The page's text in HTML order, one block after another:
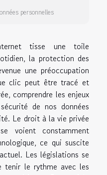
personnelles
tisse une toile
la protection des
une préoccupation
clic peut être tracé et
comprendre les enjeux
de nos données
Le droit à la vie privée
voient constamment
ce qui suscite
Les législations se
tenir le rythme avec les